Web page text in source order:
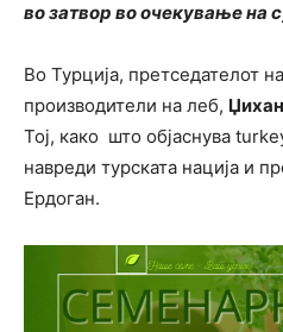
во затвор во очекување на
Во Турција, претседателот
производители на леб,
Тој, како што објаснува
навреди турската нација и
Ердоган.